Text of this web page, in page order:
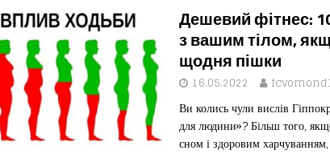
e
b
o
o
k
o
d
o
n
l ит
ис
я
Дешевий фітнес:
з вашим тілом,
щодня пішки
16.05.2022
Ви колись чули вислів
для людини»? Більш того,
сном і здоровим